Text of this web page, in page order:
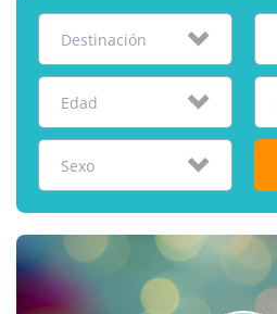
Destinación
Edad
Sexo